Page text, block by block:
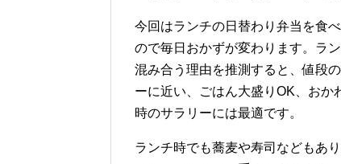
今回はランチの日替わり弁当を食
ので毎日おかずが変わります。ラ
混み合う理由を推測すると、値段
ーに近い、ごはん大盛りOK、おか
時のサラリーには最適です。
ランチ時でも蕎麦や寿司などもあ